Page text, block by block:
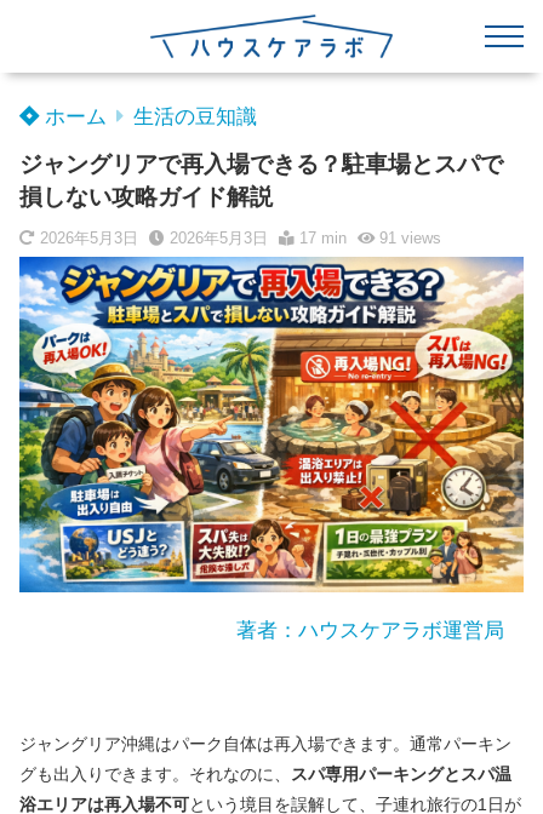
ホーム 生活の豆知識
ジャングリアで再入場できる？駐車場とスパで
損しない攻略ガイド解説
2026年5月3日 2026年5月3日 17 min 91views
著者：ハウスケアラボ運営局
ジャングリア沖縄はパーク自体は再入場できます。通常パーキン
グも出入りできます。それなのに、 スパ専用パーキングとスパ温
浴エリアは再入場不可という境目を誤解して、子連れ旅行の1日が